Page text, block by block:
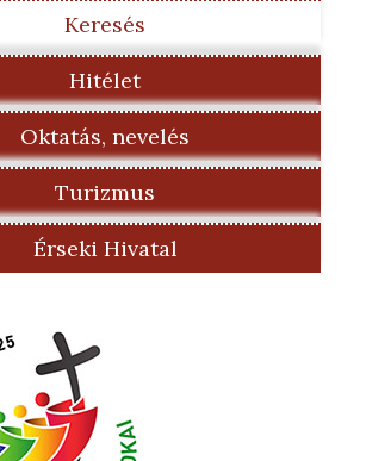
Keresés
Hitélet
Oktatás, nevelés
Turizmus
Érseki Hivatal